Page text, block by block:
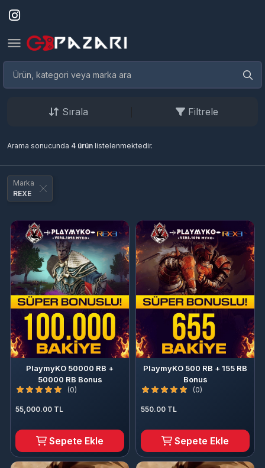
Sırala Filtrele
Arama sonucunda 4 ürün listelenmektedir.
Marka
REXE
PlaymyKO 50000 RB +
50000 RB Bonus
(0)
55,000.00 TL
Sepete Ekle
PlaymyKO 500 RB + 155 RB
Bonus
(0)
550.00 TL
Sepete Ekle